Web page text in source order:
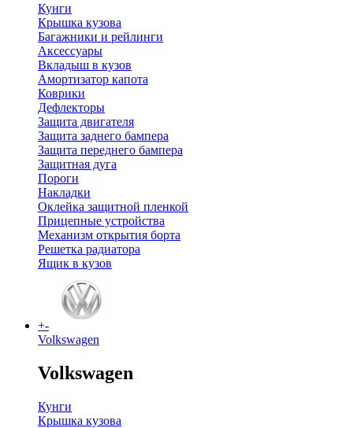
Кунги
Крышка кузова
Багажники и рейлинги
Аксессуары
Вкладыш в кузов
Амортизатор капота
Коврики
Дефлекторы
Защита двигателя
Защита заднего бампера
Защита переднего бампера
Защитная дуга
Пороги
Накладки
Оклейка защитной пленкой
Прицепные устройства
Механизм открытия борта
Решетка радиатора
Ящик в кузов
+-
Volkswagen
Volkswagen
Кунги
Крышка кузова